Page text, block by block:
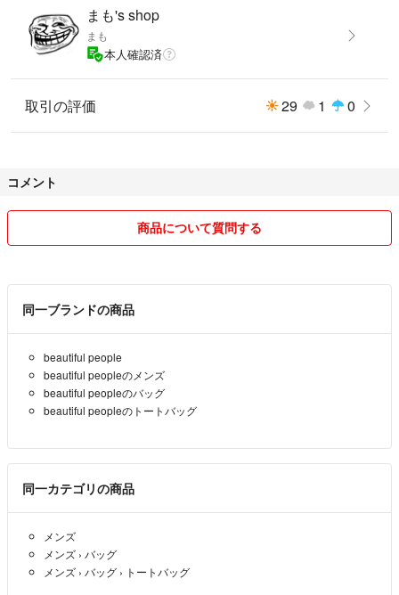
まも's shop
まも
本人確認済
取引の評価 29 1 0
コメント
商品について質問する
同一ブランドの商品
beautiful people
beautiful peopleのメンズ
beautiful peopleのバッグ
beautiful peopleのトートバッグ
同一カテゴリの商品
メンズ
メンズ › バッグ
メンズ › バッグ › トートバッグ